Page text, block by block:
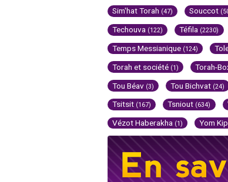
Sim'hat Torah (47) Souccot
Techouva (122) Téfila (2230)
Temps Messianique (124)
Torah et société (1) Torah-
Tou Béav (3) Tou Bichvat (24)
Tsitsit (167) Tsniout (634)
Vézot Haberakha (1) Yom